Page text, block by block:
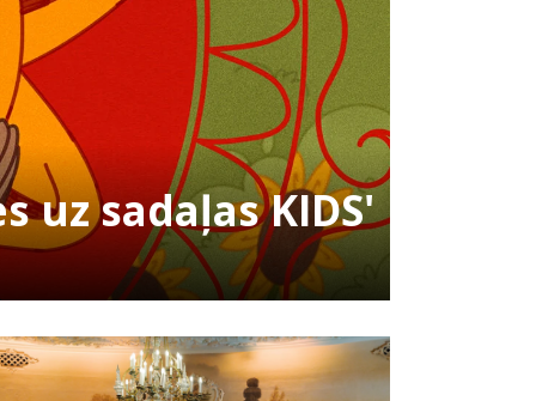
uz sadaļas KIDS'